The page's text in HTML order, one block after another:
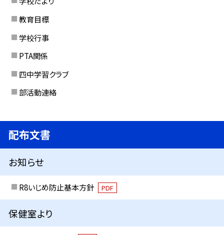
教育目標
学校行事
PTA関係
四中学習クラブ
部活動連絡
配布文書
お知らせ
R8いじめ防止基本方針 PDF
保健室より